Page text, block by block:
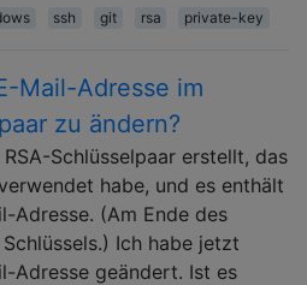
ssh git rsa private-key
Mail-Adresse im
zu ändern?
Schlüsselpaar erstellt, das
habe, und es enthält
Adresse. (Am Ende des
Ich habe jetzt
Adresse geändert. Ist es